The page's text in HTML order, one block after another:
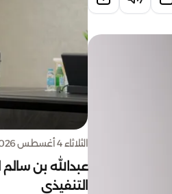
الثلاثاء 4 أغسطس 2026
عبدالله بن
التنفيذي